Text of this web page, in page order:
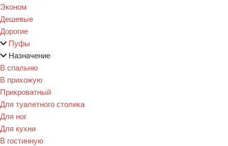
Эконом
Дешевые
Дорогие
Пуфы
Назначение
В спальню
В прихожую
Прикроватный
Для туалетного столика
Для ног
Для кухни
В гостинную